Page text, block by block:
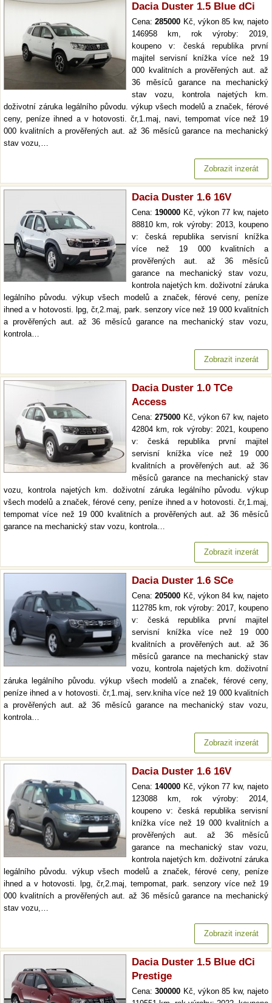
Dacia Duster 1.5 Blue dCi
Cena:285000 Kč, výkon 85 kw, najeto
146958 km, rok výroby: 2019,
koupeno v: česká republika první
majitel servisní knížka více než 19
000 kvalitních a prověřených aut. až
36 měsíců garance na mechanický
stav vozu, kontrola najetých km.
doživotní záruka legálního původu. výkup všech modelů a značek, férové
ceny, peníze ihned a v hotovosti. čr,1.maj, navi, tempomat více než 19
000 kvalitních a prověřených aut. až 36 měsíců garance na mechanický
stav vozu,…
Zobrazit inzerát
Dacia Duster 1.6 16V
Cena:190000 Kč, výkon 77 kw, najeto
88810 km, rok výroby: 2013, koupeno
v: česká republika servisní knížka
více než 19 000 kvalitních a
prověřených aut. až 36 měsíců
garance na mechanický stav vozu,
kontrola najetých km. doživotní záruka
legálního původu. výkup všech modelů a značek, férové ceny, peníze
ihned a v hotovosti. lpg, čr,2.maj, park. senzory více než 19 000 kvalitních
a prověřených aut. až 36 měsíců garance na mechanický stav vozu,
kontrola…
Zobrazit inzerát
Dacia Duster 1.0 TCe
Access
Cena:275000 Kč, výkon 67 kw, najeto
42804 km, rok výroby: 2021, koupeno
v: česká republika první majitel
servisní knížka více než 19 000
kvalitních a prověřených aut. až 36
měsíců garance na mechanický stav
vozu, kontrola najetých km. doživotní záruka legálního původu. výkup
všech modelů a značek, férové ceny, peníze ihned a v hotovosti. čr,1.maj,
tempomat více než 19 000 kvalitních a prověřených aut. až 36 měsíců
garance na mechanický stav vozu, kontrola…
Zobrazit inzerát
Dacia Duster 1.6 SCe
Cena:205000 Kč, výkon 84 kw, najeto
112785 km, rok výroby: 2017, koupeno
v: česká republika první majitel
servisní knížka více než 19 000
kvalitních a prověřených aut. až 36
měsíců garance na mechanický stav
vozu, kontrola najetých km. doživotní
záruka legálního původu. výkup všech modelů a značek, férové ceny,
peníze ihned a v hotovosti. čr,1.maj, serv.kniha více než 19 000 kvalitních
a prověřených aut. až 36 měsíců garance na mechanický stav vozu,
kontrola…
Zobrazit inzerát
Dacia Duster 1.6 16V
Cena:140000 Kč, výkon 77 kw, najeto
123088 km, rok výroby: 2014,
koupeno v: česká republika servisní
knížka více než 19 000 kvalitních a
prověřených aut. až 36 měsíců
garance na mechanický stav vozu,
kontrola najetých km. doživotní záruka
legálního původu. výkup všech modelů a značek, férové ceny, peníze
ihned a v hotovosti. lpg, čr,2.maj, tempomat, park. senzory více než 19
000 kvalitních a prověřených aut. až 36 měsíců garance na mechanický
stav vozu,…
Zobrazit inzerát
Dacia Duster 1.5 Blue dCi
Prestige
Cena:300000 Kč, výkon 85 kw, najeto